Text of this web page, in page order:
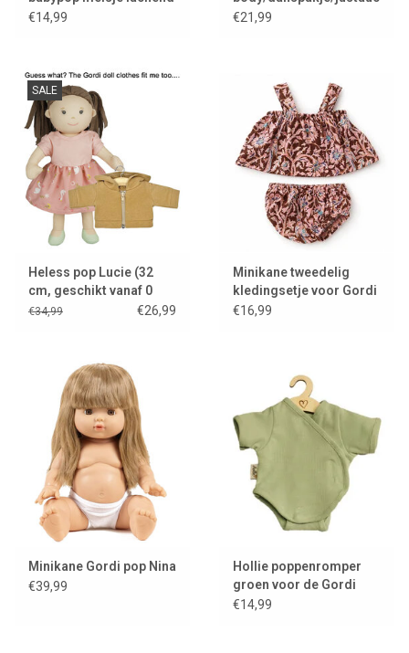
€14,99
Maïa en lycra gold
€21,99
SALE
Heless pop Lucie (32
cm, geschikt vanaf 0
maanden en ze past de
€34,99 €26,99
Minikane tweedelig
kledingsetje voor Gordi
poppen
€16,99
Minikane Gordi pop Nina
€39,99
Hollie poppenromper
groen voor de Gordi
poppen
€14,99